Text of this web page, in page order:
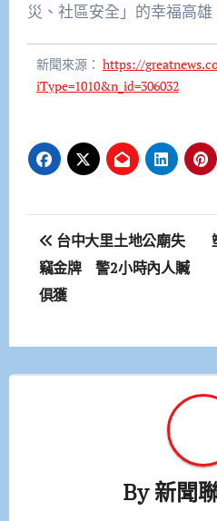
災、社區安全」的幸福高雄
新聞來源： https://
iType=1010&n_id=306032
文
章
導
覽
台中大里土地公廟失
竊金牌 警2小時內人贓
俱獲
By新聞